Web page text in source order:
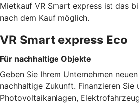
Mietkauf VR Smart express ist das
nach dem Kauf möglich.
VR Smart express Eco
Für nachhaltige Objekte
Geben Sie Ihrem Unternehmen
nachhaltige Zukunft. Finanzieren Sie
Photovoltaikanlagen,